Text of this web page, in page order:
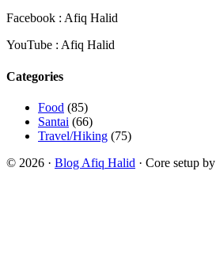
Facebook : Afiq Halid
YouTube : Afiq Halid
Categories
Food (85)
Santai (66)
Travel/Hiking (75)
© 2026 · Blog Afiq Halid · Core setup by